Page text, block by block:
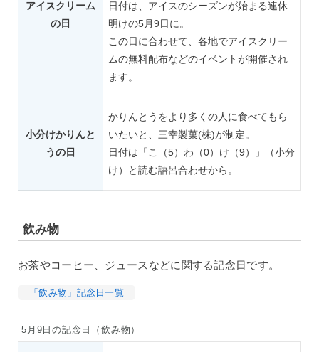
アイスクリーム
の日
日付は、アイスのシーズンが始まる連休
明けの5月9日に。
この日に合わせて、各地でアイスクリー
ムの無料配布などのイベントが開催され
ます。
小分けかりんと
うの日
かりんとうをより多くの人に食べてもら
いたいと、三幸製菓(株)が制定。
日付は「こ（5）わ（0）け（9）」（小分
け）と読む語呂合わせから。
飲み物
お茶やコーヒー、ジュースなどに関する記念日です。
「飲み物」記念日一覧
5月9日の記念日（飲み物）